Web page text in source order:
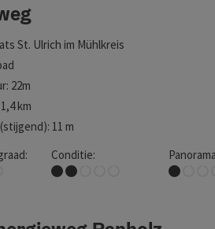
St. Ulrich im Mühlkreis
22m
km
11 m
Conditie:
Gemakkelijk